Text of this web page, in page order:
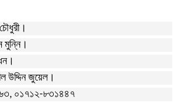
মুন্নি।
উদ্দিন জুয়েল।
০১৭১২-৮৩১৪৪৭